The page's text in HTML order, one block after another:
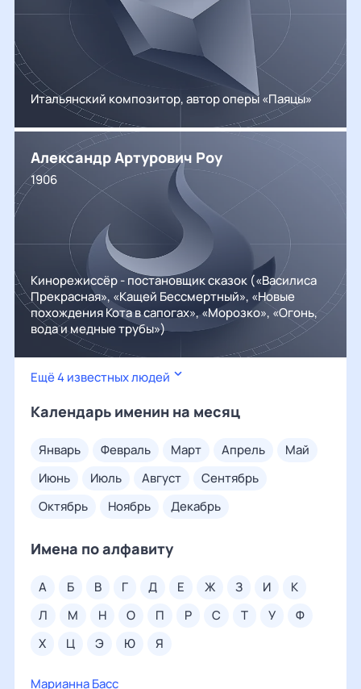
Итальянский композитор, автор оперы «Паяцы»
Александр Артурович Роу
1906
Кинорежиссёр - постановщик сказок («Василиса
Прекрасная», «Кащей Бессмертный», «Новые
похождения Кота в сапогах», «Морозко», «Огонь,
вода и медные трубы»)
Ещё 4 известных людей
Календарь именин на месяц
январь февраль март апрель
май
июнь
июль август
сентябрь
октябрь
ноябрь декабрь
Имена по алфавиту
а б в г д е ж з и
к
л
м н о п р с т у
ф
х
ц э ю я
Марианна Басс